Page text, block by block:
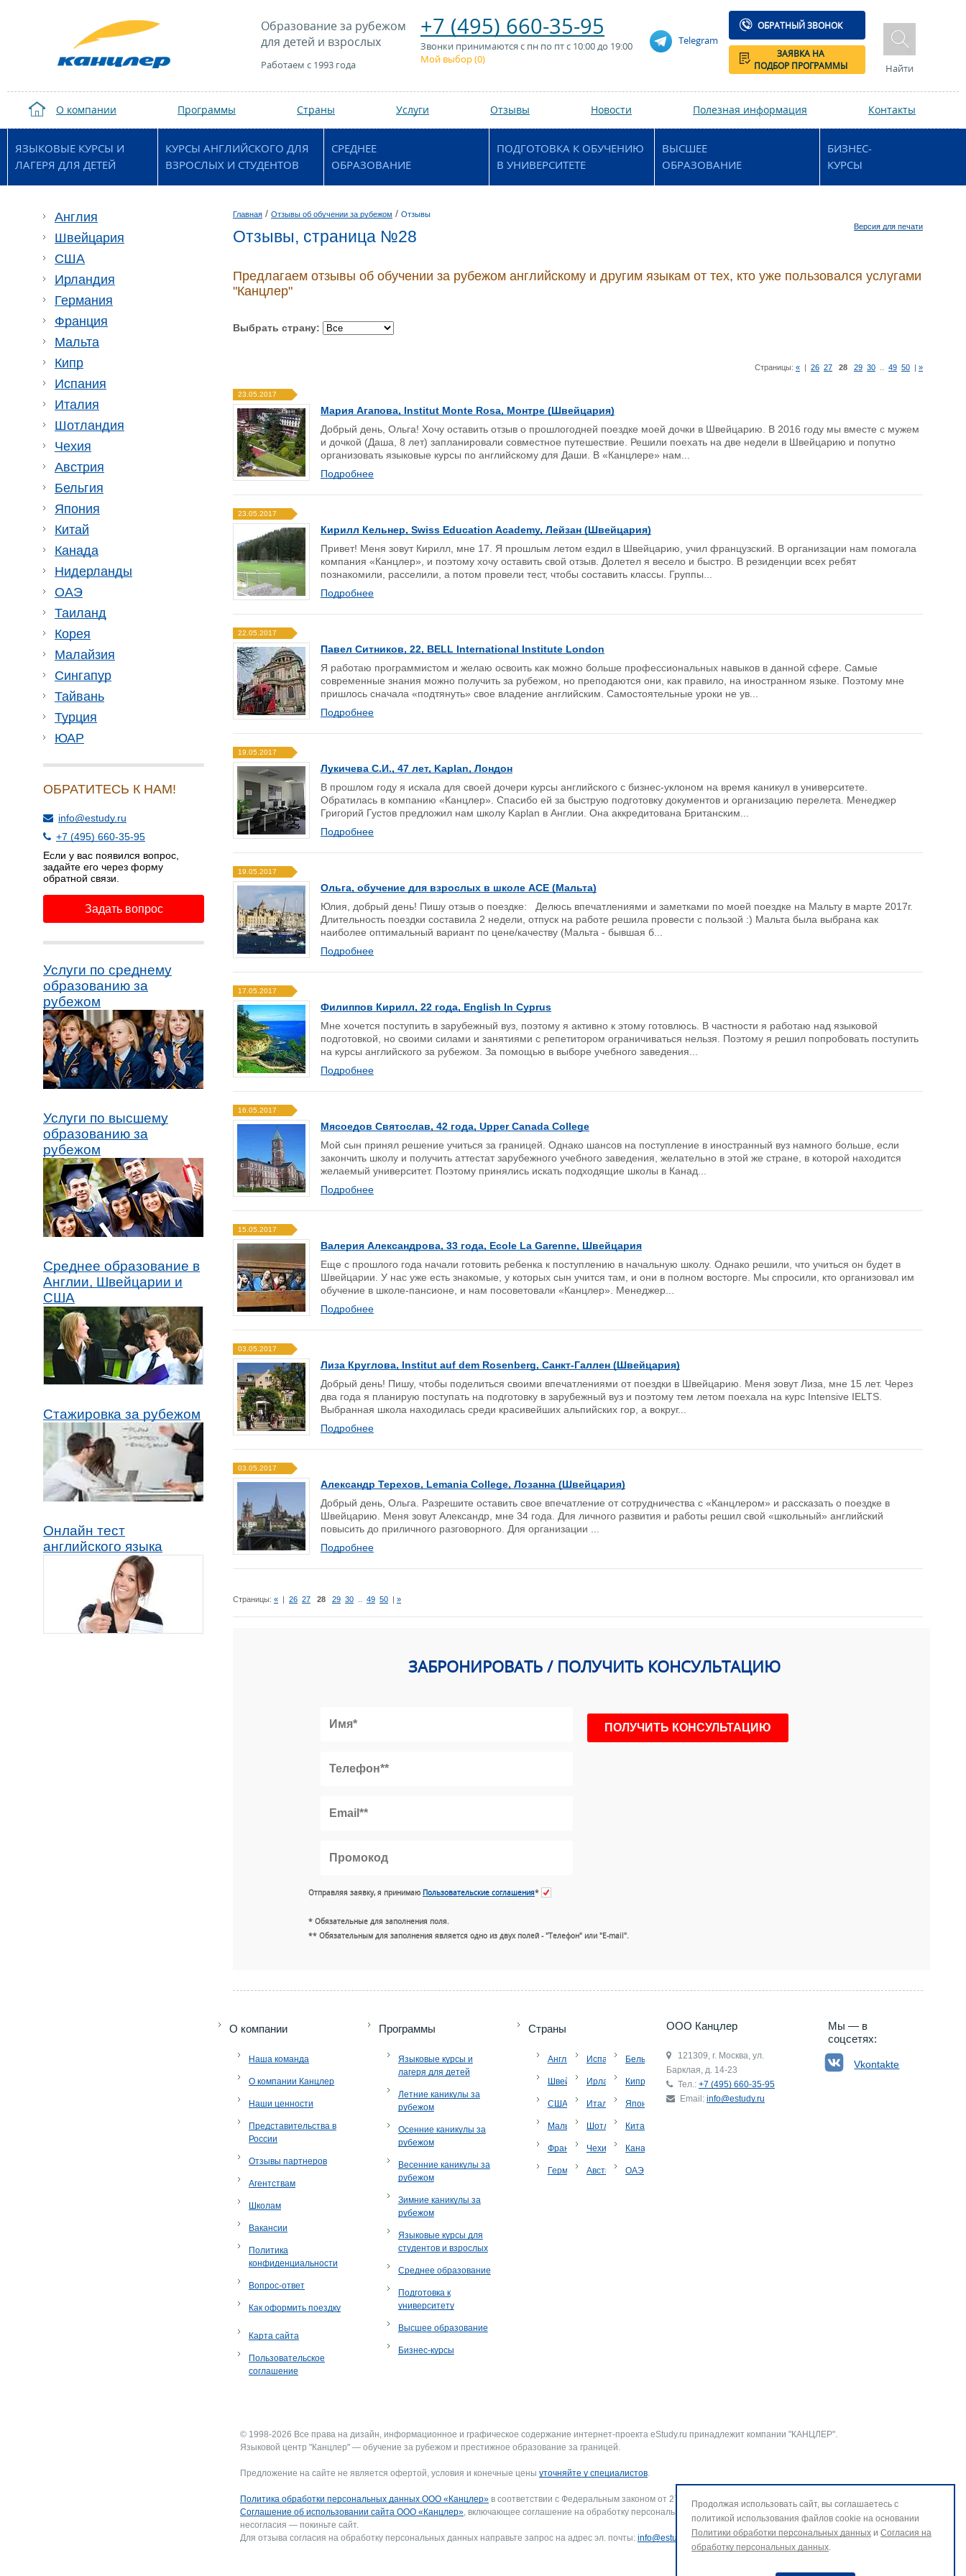
Образование за рубежом
для детей и взрослых
Работаем с 1993 года
+7 (495) 660-35-95
Звонки принимаются с пн по пт с 10:00 до 19:00
Мой выбор (0)
Telegram
ОБРАТНЫЙ ЗВОНОК
ЗАЯВКА НА
ПОДБОР ПРОГРАММЫ
Найти
О компании Программы Страны Услуги Отзывы Новости Полезная информация Контакты
ЯЗЫКОВЫЕ КУРСЫ И
ЛАГЕРЯ ДЛЯ ДЕТЕЙ
КУРСЫ АНГЛИЙСКОГО ДЛЯ
ВЗРОСЛЫХ И СТУДЕНТОВ
СРЕДНЕЕ
ОБРАЗОВАНИЕ
ПОДГОТОВКА К ОБУЧЕНИЮ
В УНИВЕРСИТЕТЕ
ВЫСШЕЕ
ОБРАЗОВАНИЕ
БИЗНЕС-
КУРСЫ
Англия
Швейцария
США
Ирландия
Германия
Франция
Мальта
Кипр
Испания
Италия
Шотландия
Чехия
Австрия
Бельгия
Япония
Китай
Канада
Нидерланды
ОАЭ
Таиланд
Корея
Малайзия
Сингапур
Тайвань
Турция
ЮАР
ОБРАТИТЕСЬ К НАМ!
info@estudy.ru
+7 (495) 660-35-95
Если у вас появился вопрос,
задайте его через форму
обратной связи.
Задать вопрос
Услуги по среднему
образованию за
рубежом
Услуги по высшему
образованию за
рубежом
Среднее образование в
Англии, Швейцарии и
США
Стажировка за рубежом
Онлайн тест
английского языка
Главная / Отзывы об обучении за рубежом / Отзывы
Версия для печати
Отзывы, страница №28
Предлагаем отзывы об обучении за рубежом английскому и другим языкам от тех, кто уже пользовался услугами
"Канцлер"
Выбрать страну:
Страницы: « | 26 27 28 29 30 49 50 | »
23.05.2017
Мария Агапова, Institut Monte Rosa, Монтре (Швейцария)
Добрый день, Ольга! Хочу оставить отзыв о прошлогодней поездке моей дочки в Швейцарию. В 2016 году мы вместе с мужем
и дочкой (Даша, 8 лет) запланировали совместное путешествие. Решили поехать на две недели в Швейцарию и попутно
организовать языковые курсы по английскому для Даши. В «Канцлере» нам...
Подробнее
23.05.2017
Кирилл Кельнер, Swiss Education Academy, Лейзан (Швейцария)
Привет! Меня зовут Кирилл, мне 17. Я прошлым летом ездил в Швейцарию, учил французский. В организации нам помогала
компания «Канцлер», и поэтому хочу оставить свой отзыв. Долетел я весело и быстро. В резиденции всех ребят
познакомили, расселили, а потом провели тест, чтобы составить классы. Группы...
Подробнее
22.05.2017
Павел Ситников, 22, BELL International Institute London
Я работаю программистом и желаю освоить как можно больше профессиональных навыков в данной сфере. Самые
современные знания можно получить за рубежом, но преподаются они, как правило, на иностранном языке. Поэтому мне
пришлось сначала «подтянуть» свое владение английским. Самостоятельные уроки не ув...
Подробнее
19.05.2017
Лукичева С.И., 47 лет, Kaplan, Лондон
В прошлом году я искала для своей дочери курсы английского с бизнес-уклоном на время каникул в университете.
Обратилась в компанию «Канцлер». Спасибо ей за быструю подготовку документов и организацию перелета. Менеджер
Григорий Густов предложил нам школу Kaplan в Англии. Она аккредитована Британским...
Подробнее
19.05.2017
Ольга, обучение для взрослых в школе ACE (Мальта)
Юлия, добрый день! Пишу отзыв о поездке: Делюсь впечатлениями и заметками по моей поездке на Мальту в марте 2017г.
Длительность поездки составила 2 недели, отпуск на работе решила провести с пользой :) Мальта была выбрана как
наиболее оптимальный вариант по цене/качеству (Мальта - бывшая б...
Подробнее
17.05.2017
Филиппов Кирилл, 22 года, English In Cyprus
Мне хочется поступить в зарубежный вуз, поэтому я активно к этому готовлюсь. В частности я работаю над языковой
подготовкой, но своими силами и занятиями с репетитором ограничиваться нельзя. Поэтому я решил попробовать поступить
на курсы английского за рубежом. За помощью в выборе учебного заведения...
Подробнее
16.05.2017
Мясоедов Святослав, 42 года, Upper Canada College
Мой сын принял решение учиться за границей. Однако шансов на поступление в иностранный вуз намного больше, если
закончить школу и получить аттестат зарубежного учебного заведения, желательно в этой же стране, в которой находится
желаемый университет. Поэтому принялись искать подходящие школы в Канад...
Подробнее
15.05.2017
Валерия Александрова, 33 года, Ecole La Garenne, Швейцария
Еще с прошлого года начали готовить ребенка к поступлению в начальную школу. Однако решили, что учиться он будет в
Швейцарии. У нас уже есть знакомые, у которых сын учится там, и они в полном восторге. Мы спросили, кто организовал им
обучение в школе-пансионе, и нам посоветовали «Канцлер». Менеджер...
Подробнее
03.05.2017
Лиза Круглова, Institut auf dem Rosenberg, Санкт-Галлен (Швейцария)
Добрый день! Пишу, чтобы поделиться своими впечатлениями от поездки в Швейцарию. Меня зовут Лиза, мне 15 лет. Через
два года я планирую поступать на подготовку в зарубежный вуз и поэтому тем летом поехала на курс Intensive IELTS.
Выбранная школа находилась среди красивейших альпийских гор, а вокруг...
Подробнее
03.05.2017
Александр Терехов, Lemania College, Лозанна (Швейцария)
Добрый день, Ольга. Разрешите оставить свое впечатление от сотрудничества с «Канцлером» и рассказать о поездке в
Швейцарию. Меня зовут Александр, мне 34 года. Для личного развития и работы решил свой «школьный» английский
повысить до приличного разговорного. Для организации ...
Подробнее
Страницы: « | 26 27 28 29 30 49 50 | »
ЗАБРОНИРОВАТЬ / ПОЛУЧИТЬ КОНСУЛЬТАЦИЮ
Отправляя заявку, я принимаю Пользовательские соглашения*
* Обязательные для заполнения поля.
** Обязательным для заполнения является одно из двух полей - "Телефон" или "E-mail".
+7 (495) 660-35-95
O компании
Наша команда
О компании Канцлер
Наши ценности
Представительства в
России
Отзывы партнеров
Агентствам
Школам
Вакансии
Политика
конфиденциальности
Вопрос-ответ
Как оформить поездку
Карта сайта
Пользовательское
соглашение
Программы
Языковые курсы и
лагеря для детей
Летние каникулы за
рубежом
Осенние каникулы за
рубежом
Весенние каникулы за
рубежом
Зимние каникулы за
рубежом
Языковые курсы для
студентов и взрослых
Среднее образование
Подготовка к
университету
Высшее образование
Бизнес-курсы
Страны
Англия
Швейцария
США
Мальта
Франция
Германия
Испания
Ирландия
Италия
Шотландия
Чехия
Австрия
Бельгия
Кипр
Япония
Китай
Канада
ОАЭ
ООО Канцлер
121309, г. Москва, ул.
Барклая, д. 14-23
Тел.: +7 (495) 660-35-95
Email: info@estudy.ru
Мы — в
соцсетях:
Vkontakte
© 1998-2026 Все права на дизайн, информационное и графическое содержание интернет-проекта eStudy.ru принадлежит компании "КАНЦЛЕР".
Языковой центр "Канцлер" — обучение за рубежом и престижное образование за границей.
Предложение на сайте не является офертой, условия и конечные цены уточняйте у специалистов.
Политика обработки персональных данных ООО «Канцлер» в соответствии с Федеральным законом от 27.07.2006 г. № 152-ФЗ «О персональных данных».
Соглашение об использовании сайта ООО «Канцлер», включающее соглашение на обработку персональных данных и использование файлов cookie. В случае
несогласия — покиньте сайт.
Для отзыва согласия на обработку персональных данных направьте запрос на адрес эл. почты: info@estudy.ru.
Продолжая использовать сайт, вы соглашаетесь с
политикой использования файлов cookie на основании
Политики обработки персональных данных и Согласия на
обработку персональных данных.